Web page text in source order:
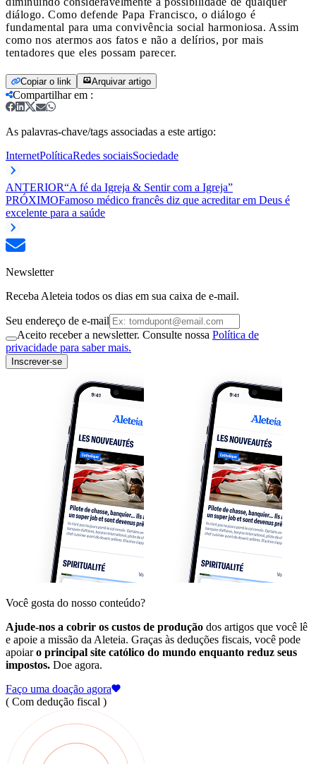
diálogo. Como defende Papa Francisco, o diálogo é
fundamental para uma convivência social harmoniosa. Assim
como nos atermos aos fatos e não a delírios, por mais
tentadores que eles possam parecer.
Copiar o link Arquivar artigo
Compartilhar em :
As palavras-chave/tags associadas a este artigo:
InternetPolíticaRedes sociaisSociedade
ANTERIOR“A fé da Igreja & Sentir com a Igreja”
PRÓXIMOFamoso médico francês diz que acreditar em Deus é
excelente para a saúde
Newsletter
Receba Aleteia todos os dias em sua caixa de e-mail.
Seu endereço de e-mail
Aceito receber a newsletter. Consulte nossa Política de
privacidade para saber mais.
Inscrever-se
Você gosta do nosso conteúdo?
Ajude-nos a cobrir os custos de produção dos artigos que você lê
e apoie a missão da Aleteia. Graças às deduções fiscais, você pode
apoiaro principal site católico do mundo enquanto reduz seus
impostos. Doe agora.
Faço uma doação agora
( Com dedução fiscal )